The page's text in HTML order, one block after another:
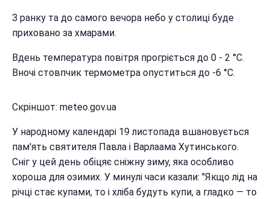
З ранку та до самого вечора небо у столиці буде
приховано за хмарами.
Вдень температура повітря прогріється до 0 - 2 °C.
Вночі стовпчик термометра опуститься до -6 °C.
Скріншот: meteo.gov.ua
У народному календарі 19 листопада вшановується
пам'ять святителя Павла і Варлаама Хутинського.
Сніг у цей день обіцяє сніжну зиму, яка особливо
хороша для озимих. У минулі часи казали: "Якщо лід на
річці стає купами, то і хліба будуть купи, а гладко — то